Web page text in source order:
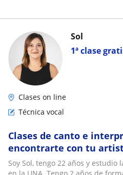
1ª clase
Sol
Clases on line
Técnica vocal
Clases de canto e
encontrarte con tu
Soy Sol, tengo 22 años y